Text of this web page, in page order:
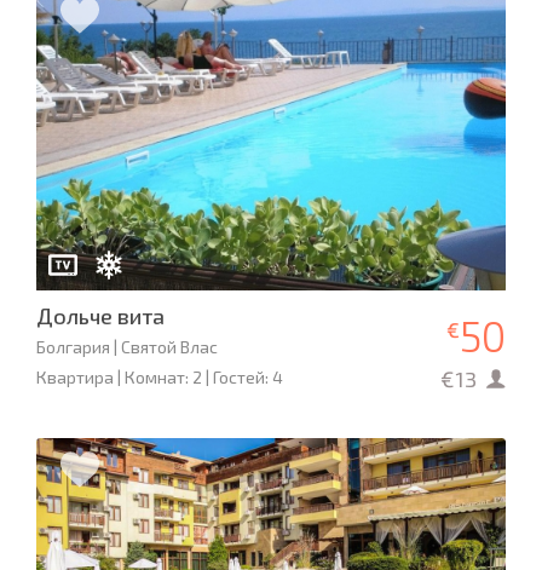
Дольче вита
Болгария | Святой Влас
Квартира | Комнат: 2 | Гостей: 4
€50
€13